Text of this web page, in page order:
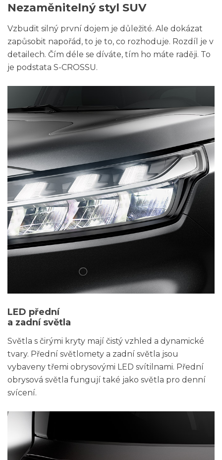
Nezaměnitelný styl SUV
Vzbudit silný první dojem je důležité. Ale dokázat
zapůsobit napořád, to je to, co rozhoduje. Rozdíl je v
detailech. Čím déle se díváte, tím ho máte raději. To
je podstata S-CROSSU.
LED přední
a zadní světla
Světla s čirými kryty mají čistý vzhled a dynamické
tvary. Přední světlomety a zadní světla jsou
vybaveny třemi obrysovými LED svítilnami. Přední
obrysová světla fungují také jako světla pro denní
svícení.